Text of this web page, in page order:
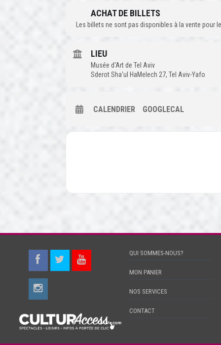
ACHAT DE BILLETS
Les billets ne sont pas disponibles à la vente pour
LIEU
Musée d'Art de Tel Aviv
Sderot Sha'ul HaMelech 27, Tel Aviv-Yafo
CALENDRIER GOOGLECAL
QUI SOMMES-NOUS?
MON PANIER
NOS SERVICES
CONTACT